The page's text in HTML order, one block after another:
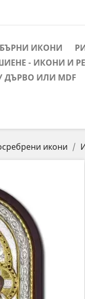
ИКОНИ
- ИКОНИ И
ИЛИ MDF
икони